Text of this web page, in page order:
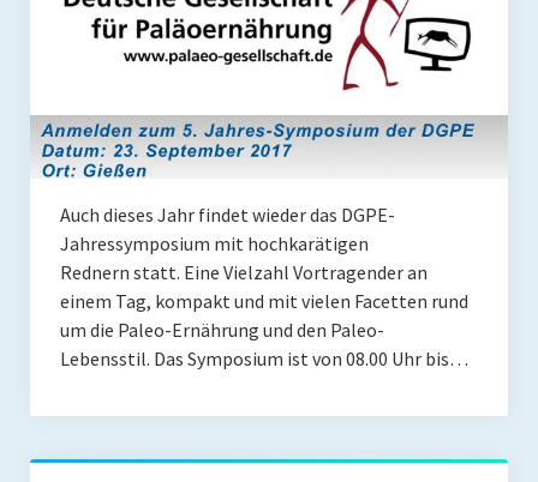
Abnehmen mit Paleo
Zunehmen mit Paleo
Paleo Gehirn-Pflege
Paleo Fitness
Freeletics
Auch dieses Jahr findet wieder das DGPE-
Jahressymposium mit hochkarätigen
Rednern statt. Eine Vielzahl Vortragender an
einem Tag, kompakt und mit vielen Facetten rund
um die Paleo-Ernährung und den Paleo-
Lebensstil. Das Symposium ist von 08.00 Uhr bis…